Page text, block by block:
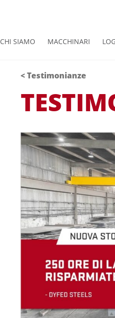
CHI SIAMO MACCHINARI
< Testimonianze